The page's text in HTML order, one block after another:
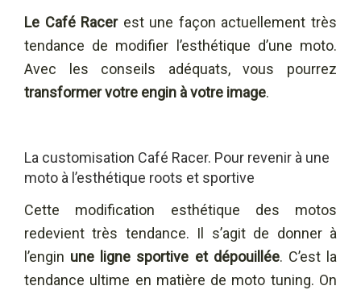
Le Café Racerest une façon actuellement très
tendance de modifier l’esthétique d’une moto.
Avec les conseils adéquats, vous pourrez
transformer votre engin à votre image.
La customisation Café Racer. Pour revenir à une
moto à l’esthétique roots et sportive
Cette modification esthétique des motos
redevient très tendance. Il s’agit de donner à
l’engin une ligne sportive et dépouillée. C’est la
tendance ultime en matière de moto tuning. On